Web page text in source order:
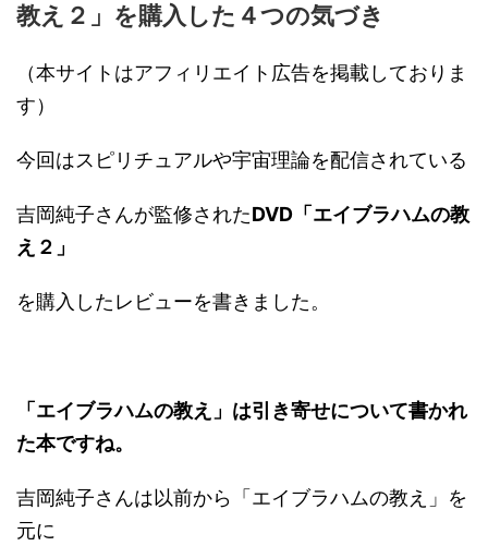
教え２」を購入した４つの気づき
（本サイトはアフィリエイト広告を掲載しておりま
す）
今回はスピリチュアルや宇宙理論を配信されている
吉岡純子さんが監修されたDVD「エイブラハムの教
え２」
を購入したレビューを書きました。
「エイブラハムの教え」は引き寄せについて書かれ
た本ですね。
吉岡純子さんは以前から「エイブラハムの教え」を
元に